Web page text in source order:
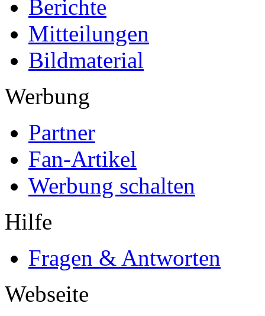
Berichte
Mitteilungen
Bildmaterial
Werbung
Partner
Fan-Artikel
Werbung schalten
Hilfe
Fragen & Antworten
Webseite